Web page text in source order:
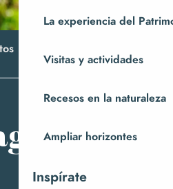
La experiencia del
Visitas y actividades
Recesos en la naturaleza
Ampliar horizontes
Inspírate